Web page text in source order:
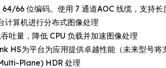
66 位编码。使用 7 通道AOC 线缆，支持长
算机进行分布式图像处理
吐量，降低 CPU 负载并加速图像处理
为平台为应用提供卓越性能（未来型号将
Plane) HDR 处理